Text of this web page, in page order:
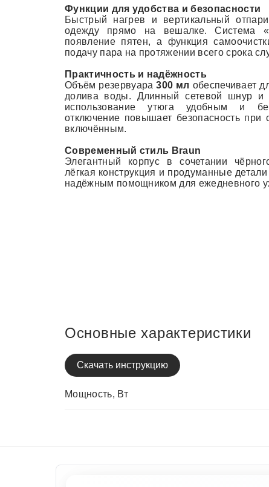
Функции для удобства и безопасности
Быстрый нагрев и вертикальный
одежду прямо на вешалке. Система
появление пятен, а функция
подачу пара на протяжении всего срока
Практичность и надёжность
Объём резервуара300 мл обеспечивает
долива воды. Длинный сетевой шнур и
использование утюга удобным и
отключение повышает безопасность при
включённым.
Современный стиль Braun
Элегантный корпус в сочетании
лёгкая конструкция и продуманные
надёжным помощником для ежедневного
Основные характеристики
Скачать инструкцию
Мощность, Вт